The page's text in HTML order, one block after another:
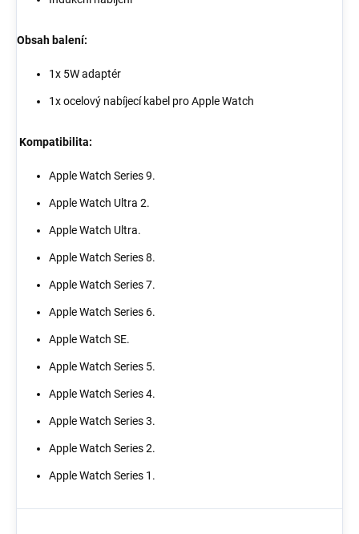
Obsah balení:
1x 5W adaptér
1x ocelový nabíjecí kabel pro Apple Watch
Kompatibilita:
Apple Watch Series 9.
Apple Watch Ultra 2.
Apple Watch Ultra.
Apple Watch Series 8.
Apple Watch Series 7.
Apple Watch Series 6.
Apple Watch SE.
Apple Watch Series 5.
Apple Watch Series 4.
Apple Watch Series 3.
Apple Watch Series 2.
Apple Watch Series 1.